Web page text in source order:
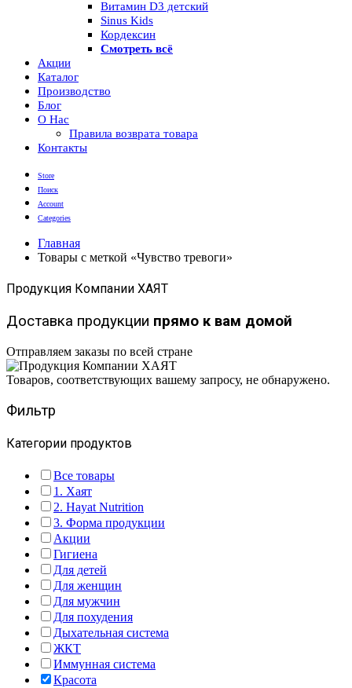
Витамин D3 детский
Sinus Kids
Кордексин
Смотреть всё
Акции
Каталог
Производство
Блог
О Нас
Правила возврата товара
Контакты
Store
Поиск
Account
Categories
Главная
Товары с меткой «Чувство тревоги»
Продукция Компании ХАЯТ
Доставка продукции прямо к вам домой
Отправляем заказы по всей стране
Товаров, соответствующих вашему запросу, не обнаружено.
Фильтр
Категории продуктов
Все товары
1. Хаят
2. Hayat Nutrition
3. Форма продукции
Акции
Гигиена
Для детей
Для женщин
Для мужчин
Для похудения
Дыхательная система
ЖКТ
Иммунная система
Красота